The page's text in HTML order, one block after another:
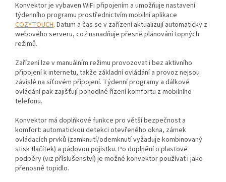
Konvektor je vybaven WiFi připojením a umožňuje nastavení
týdenního programu prostřednictvím mobilní aplikace
COZYTOUCH. Datum a čas se v zařízení aktualizují automaticky z
webového serveru, což usnadňuje přesné plánování topných
režimů.
Zařízení lze v manuálním režimu provozovat i bez aktivního
připojení k internetu, takže základní ovládání a provoz nejsou
závislé na síťovém připojení. Týdenní programy a dálkové
ovládání pak zajišťují pohodlné řízení komfortu z mobilního
telefonu.
Konvektor má doplňkové funkce pro větší bezpečnost a
komfort: automatickou detekci otevřeného okna, zámek
ovládacích prvků (zamknutí/odemknutí vyžaduje kombinovaný
stisk tlačítek) a pádovou pojistku. Po doplnění o plastové
podpěry (viz příslušenství) je možné konvektor používat i jako
přenosné topidlo.